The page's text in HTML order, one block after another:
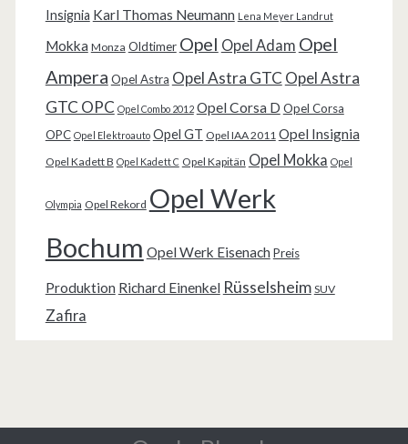
Insignia Karl Thomas Neumann Lena Meyer Landrut
Mokka Monza Oldtimer Opel Opel Adam Opel
Ampera Opel Astra Opel Astra GTC Opel Astra
GTC OPC Opel Combo 2012 Opel Corsa D Opel Corsa
OPC Opel Elektroauto Opel GT Opel IAA 2011 Opel Insignia
Opel Kadett B Opel Kadett C Opel Kapitän Opel Mokka Opel
Olympia Opel Rekord Opel Werk
Bochum Opel Werk Eisenach Preis
Produktion Richard Einenkel Rüsselsheim SUV
Zafira